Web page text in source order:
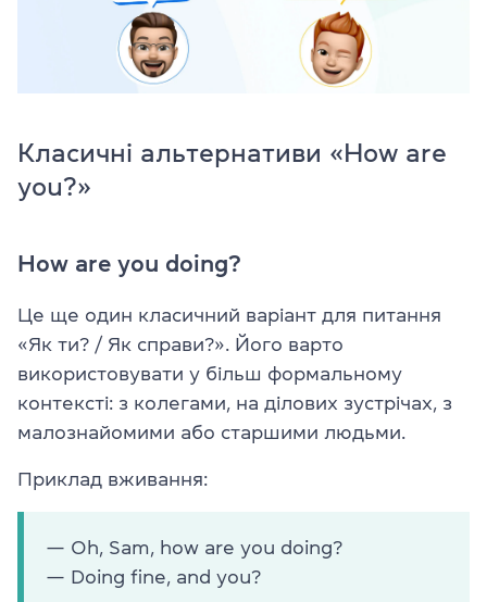
Класичні альтернативи «How are
you?»
How are you doing?
Це ще один класичний варіант для питання
«Як ти? / Як справи?». Його варто
використовувати у більш формальному
контексті: з колегами, на ділових зустрічах, з
малознайомими або старшими людьми.
Приклад вживання:
— Oh, Sam, how are you doing?
— Doing fine, and you?